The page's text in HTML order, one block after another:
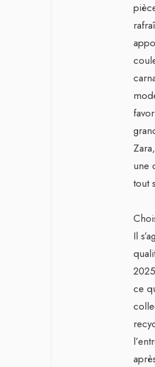
une
tout
Il
ce